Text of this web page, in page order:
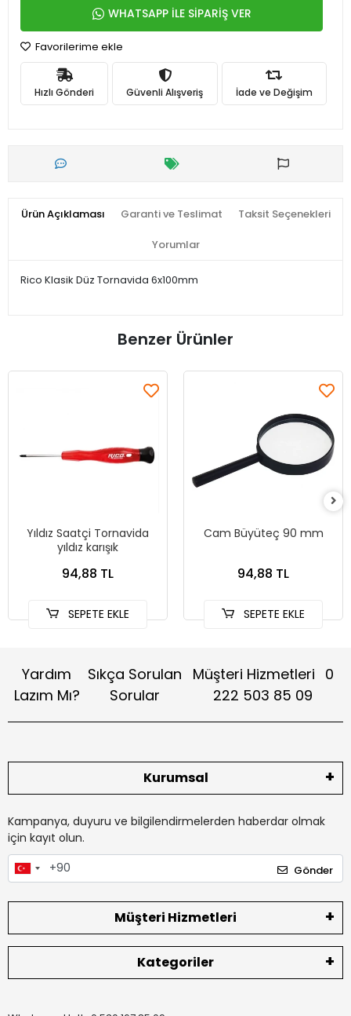
WHATSAPP İLE SİPARİŞ VER
Favorilerime ekle
Hızlı Gönderi Güvenli Alışveriş İade ve Değişim
Ürün Açıklaması Garanti ve Teslimat Taksit Seçenekleri
Yorumlar
Rico Klasik Düz Tornavida 6x100mm
Benzer Ürünler
Yıldız Saatçi Tornavida
yıldız karışık
94,88 TL
SEPETE EKLE
Cam Büyüteç 90 mm
94,88 TL
SEPETE EKLE
Yardım
Lazım Mı?
Sıkça Sorulan
Sorular
Müşteri Hizmetleri 0
222 503 85 09
Kurumsal
Kampanya, duyuru ve bilgilendirmelerden haberdar olmak
için kayıt olun.
Gönder
Müşteri Hizmetleri
Kategoriler